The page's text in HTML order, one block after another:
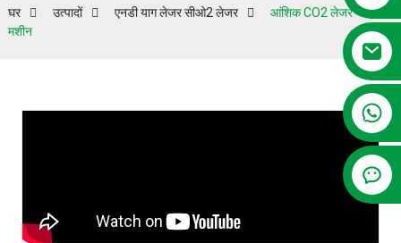
घर उत्पादों एनडी याग लेजर सीओ2 लेजर
आंशिक CO2 लेजर
मशीन